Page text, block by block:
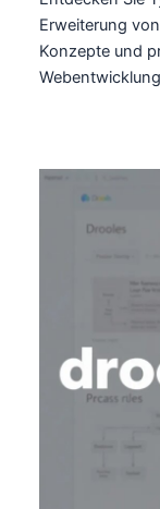
Erweiterung
Konzepte und